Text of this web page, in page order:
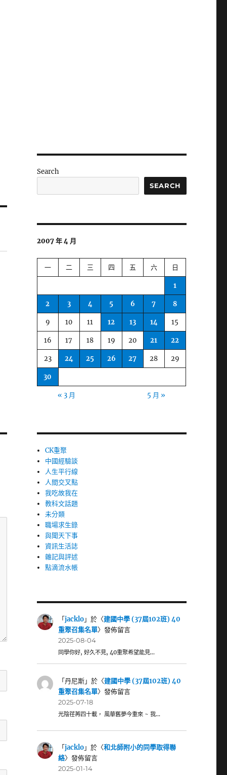
Search
SEARCH
2007 年 4 月
一 二 三 四 五 六 日
1
2 3 4 5 6 7 8
9 10 11 12 13 14 15
16 17 18 19 20 21 22
23 24 25 26 27 28 29
30
« 3 月 5 月 »
CK重聚
中國經驗談
人生平行線
人間交叉點
我吃故我在
教科文話題
未分類
職場求生錄
與聞天下事
資訊生活誌
雜記與評述
點滴流水帳
「jacklo」於〈建國中學 (37屆102班) 40
重聚召集名單〉發佈留言
2025-08-04
同學你好, 好久不見, 40重聚希望能見…
「丹尼斯」於〈建國中學 (37屆102班) 40
重聚召集名單〉發佈留言
2025-07-18
光陰荏苒四十載， 風華舊夢今重來 ~ 我…
「jacklo」於〈和北師附小的同學取得聯
絡〉發佈留言
2025-01-14